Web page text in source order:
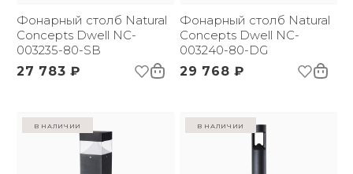
Фонарный столб Natural
Concepts Dwell NC-
003235-80-SB
27 783 ₽
Фонарный столб Natural
Concepts Dwell NC-
003240-80-DG
29 768 ₽
в наличии в наличии